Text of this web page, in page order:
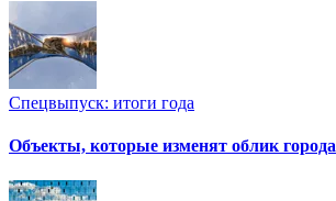
Спецвыпуск: итоги года
Объекты, которые изменят облик города